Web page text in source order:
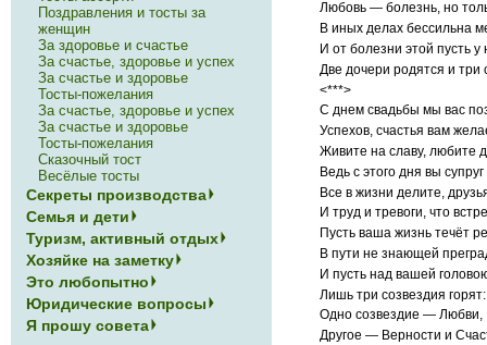
Любовь — болезнь, но
В иных делах бессильна
И от болезни этой пусть у
Две дочери родятся и три
<***>
С днем свадьбы мы вас
Успехов, счастья вам
Живите на славу, любите
Ведь с этого дня вы супруг
Все в жизни делите,
И труд и тревоги, что
Пусть ваша жизнь течёт
В пути не знающей
И пусть над вашей
Лишь три созвездия горят:
Одно созвездие — Любви,
Другое — Верности и
Поздравления и тосты за
женщин
За здоровье и счастье
За счастье, здоровье и успех
За счастье и здоровье
Тосты-пожелания
За счастье, здоровье и успех
За счастье и здоровье
Тосты-пожелания
Сказочный тост
Весёлые тосты
Секреты производства
Семья и дети
Туризм, активный отдых
Хозяйке на заметку
Это любопытно
Юридические вопросы
Я прошу совета